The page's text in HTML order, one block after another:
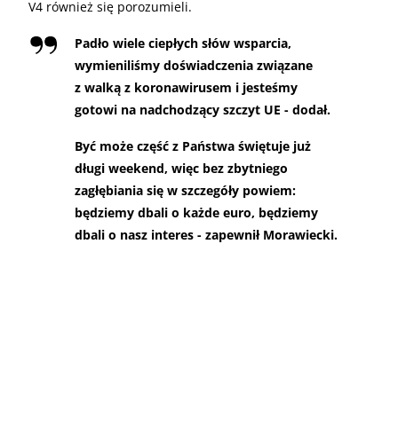
V4 również się porozumieli.
Padło wiele ciepłych słów wsparcia,
wymieniliśmy doświadczenia związane
z walką z koronawirusem i jesteśmy
gotowi na nadchodzący szczyt UE - dodał.
Być może część z Państwa świętuje już
długi weekend, więc bez zbytniego
zagłębiania się w szczegóły powiem:
będziemy dbali o każde euro, będziemy
dbali o nasz interes - zapewnił Morawiecki.